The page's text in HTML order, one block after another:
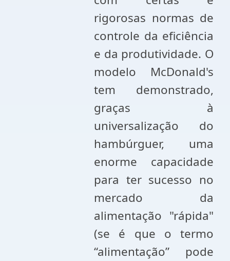
rigorosas normas de
controle da eficiência
e da produtividade. O
modelo McDonald's
tem demonstrado,
graças à
universalização do
hambúrguer, uma
enorme capacidade
para ter sucesso no
mercado da
alimentação "rápida"
(se é que o termo
“alimentação” pode